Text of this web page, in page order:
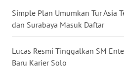
Simple Plan Umumkan Tur Asia
dan Surabaya Masuk Daftar
Lucas Resmi Tinggalkan SM
Baru Karier Solo
WN
GORONTALO
WN